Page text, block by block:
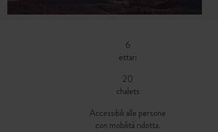
6
ettari
20
chalets
Accessibili alle persone
con mobilità ridotta.